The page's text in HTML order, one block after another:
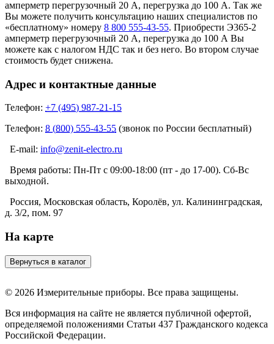
амперметр перегрузочный 20 А, перегрузка до 100 А. Так же
Вы можете получить консультацию наших специалистов по
«бесплатному» номеру 8 800 555-43-55. Приобрести Э365-2
амперметр перегрузочный 20 А, перегрузка до 100 А Вы
можете как с налогом НДС так и без него. Во втором случае
стоимость будет снижена.
Адрес и контактные данные
Телефон: +7 (495) 987-21-15
Телефон: 8 (800) 555-43-55 (звонок по России бесплатный)
E-mail: info@zenit-electro.ru
Время работы: Пн-Пт с 09:00-18:00 (пт - до 17-00). Сб-Вс
выходной.
Россия, Московская область, Королёв, ул. Калининградская,
д. 3/2, пом. 97
На карте
© 2026 Измерительные приборы. Все права защищены.
Вся информация на сайте не является публичной офертой,
определяемой положениями Статьи 437 Гражданского кодекса
Российской Федерации.